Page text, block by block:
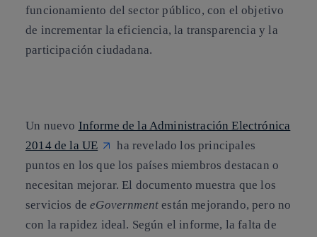
funcionamiento del sector público, con el objetivo
de incrementar la eficiencia, la transparencia y la
participación ciudadana.
Un nuevo Informe de la Administración Electrónica
2014 de la UE
ha revelado los principales
puntos en los que los países miembros destacan o
necesitan mejorar. El documento muestra que los
servicios deeGovernment están mejorando, pero no
con la rapidez ideal. Según el informe, la falta de